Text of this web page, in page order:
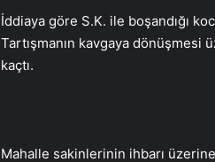
İddiaya göre S.K. ile boşandığı
Tartışmanın kavgaya dönüşmesi
kaçtı.
Mahalle sakinlerinin ihbarı